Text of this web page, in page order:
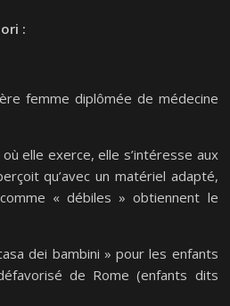
:
femme diplômée de médecine
elle exerce, elle s’intéresse aux
qu’avec un matériel adapté,
« débiles » obtiennent le
dei bambini » pour les enfants
de Rome (enfants dits